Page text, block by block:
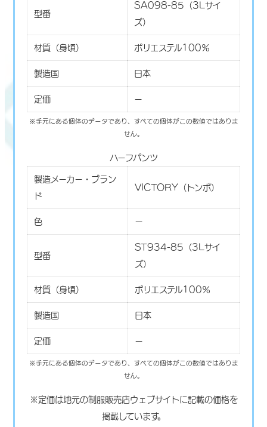
型番
SA098-85（3Lサイ
ズ）
材質（身頃） ポリエステル100％
製造国 日本
定価 ー
※手元にある個体のデータであり、すべての個体がこの数値ではありま
せん。
ハーフパンツ
製造メーカー・ブラン
ド
VICTORY（トンボ）
色 ー
型番
ST934-85（3Lサイ
ズ）
材質（身頃） ポリエステル100％
製造国 日本
定価 ー
※手元にある個体のデータであり、すべての個体がこの数値ではありま
せん。
※定価は地元の制服販売店ウェブサイトに記載の価格を
掲載しています。